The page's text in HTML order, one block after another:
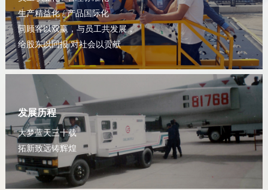
生产精益化 / 产品国际化
同顾客以双赢，与员工共发展，
给股东以回报 对社会以贡献
发展历程
大梦蓝天三十载
拓新致远铸辉煌